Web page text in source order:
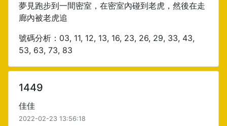
夢見跑步到一間密室，在密室內碰到老虎，然後在走
廊內被老虎追
號碼分析：03, 11, 12, 13, 16, 23, 26, 29, 33, 43,
53, 63, 73, 83
1449
佳佳
2022-02-23 13:56:18